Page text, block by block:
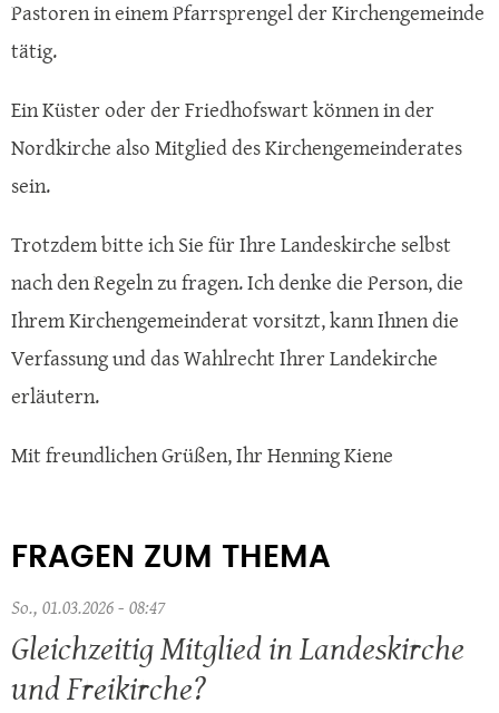
Pastoren in einem Pfarrsprengel der Kirchengemeinde
tätig.
Ein Küster oder der Friedhofswart können in der
Nordkirche also Mitglied des Kirchengemeinderates
sein.
Trotzdem bitte ich Sie für Ihre Landeskirche selbst
nach den Regeln zu fragen. Ich denke die Person, die
Ihrem Kirchengemeinderat vorsitzt, kann Ihnen die
Verfassung und das Wahlrecht Ihrer Landekirche
erläutern.
Mit freundlichen Grüßen, Ihr Henning Kiene
FRAGEN ZUM THEMA
So., 01.03.2026 - 08:47
Gleichzeitig Mitglied in Landeskirche
und Freikirche?